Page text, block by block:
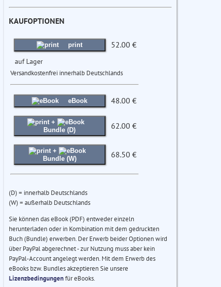
KAUFOPTIONEN
print 52.00 €
auf Lager
Versandkostenfrei innerhalb Deutschlands
eBook 48.00 €
+
Bundle (D)
62.00 €
+
Bundle (W)
68.50 €
(D) = innerhalb Deutschlands
(W) = außerhalb Deutschlands
Sie können das eBook (PDF) entweder einzeln
herunterladen oder in Kombination mit dem gedruckten
Buch (Bundle) erwerben. Der Erwerb beider Optionen wird
über PayPal abgerechnet - zur Nutzung muss aber kein
PayPal-Account angelegt werden. Mit dem Erwerb des
eBooks bzw. Bundles akzeptieren Sie unsere
Lizenzbedingungenfür eBooks.